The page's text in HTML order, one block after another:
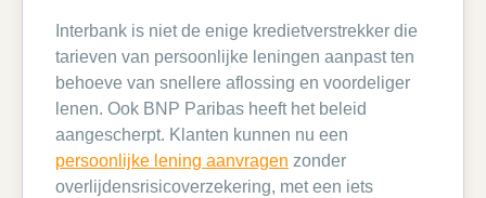
Interbank is niet de enige kredietverstrekker die
tarieven van persoonlijke leningen aanpast ten
behoeve van snellere aflossing en voordeliger
lenen. Ook BNP Paribas heeft het beleid
aangescherpt. Klanten kunnen nu een
persoonlijke lening aanvragen zonder
overlijdensrisicoverzekering, met een iets